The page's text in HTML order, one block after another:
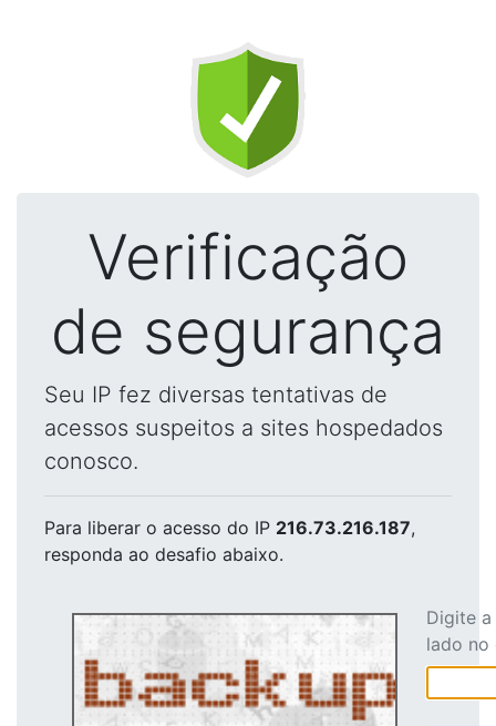
Verificação
de segurança
Seu IP fez diversas tentativas de
acessos suspeitos a sites hospedados
conosco.
Para liberar o acesso do IP 216.73.216.187,
responda ao desafio abaixo.
Digite
lado no